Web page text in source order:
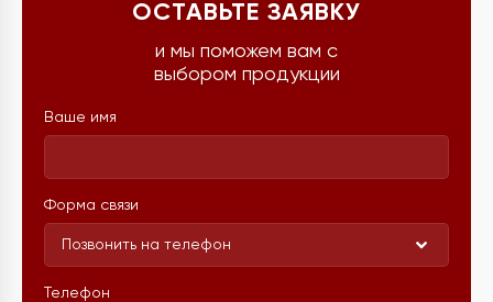
ОСТАВЬТЕ ЗАЯВКУ
и мы поможем вам с
выбором продукции
Ваше имя
Форма связи
Позвонить на телефон
Телефон